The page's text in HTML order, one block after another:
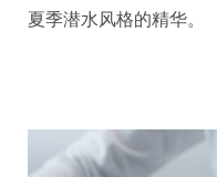
夏季潜水风格的精华。